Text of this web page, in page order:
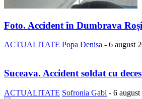
Foto. Accident în Dumbrava
ACTUALITATE Popa Denisa - 6 august
Suceava. Accident soldat cu
ACTUALITATE Sofronia Gabi - 6